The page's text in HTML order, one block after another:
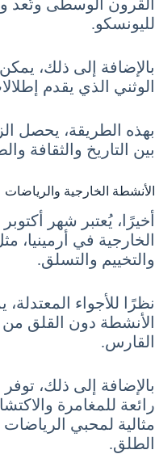
القرون الوسطى وتُعد
لليونسكو.
بالإضافة إلى ذلك،
الوثني الذي يقدم
بهذه الطريقة، يحصل
بين التاريخ والثقافة
الأنشطة الخارجية والرياضات
أخيرًا، يُعتبر شهر
الخارجية في أرمينيا،
والتخييم والتسلق.
نظرًا للأجواء
الأنشطة دون القلق من
القارس.
بالإضافة إلى ذلك، توفر
رائعة للمغامرة
مثالية لمحبي
الطلق.